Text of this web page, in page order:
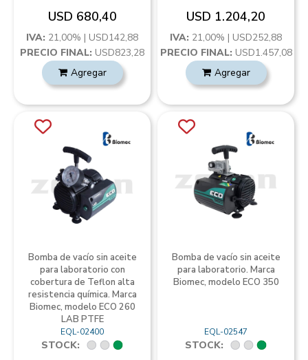
USD 680,40
IVA: 21,00% | USD142,88
PRECIO FINAL: USD823,28
Agregar
USD 1.204,20
IVA: 21,00% | USD252,88
PRECIO FINAL: USD1.457,08
Agregar
Bomba de vacío sin aceite
para laboratorio con
cobertura de Teflon alta
resistencia química. Marca
Biomec, modelo ECO 260
LAB PTFE
EQL-02400
STOCK:
Bomba de vacío sin aceite
para laboratorio. Marca
Biomec, modelo ECO 350
EQL-02547
STOCK: